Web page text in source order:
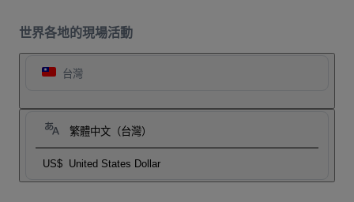
世界各地的現場活動
台灣
繁體中文（台灣）
US$ United States Dollar